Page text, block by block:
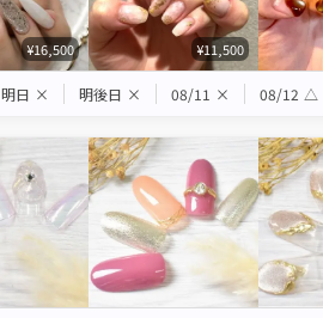
¥16,500 ¥11,500
明日 × 明後日 × 08/11 × 08/12 △